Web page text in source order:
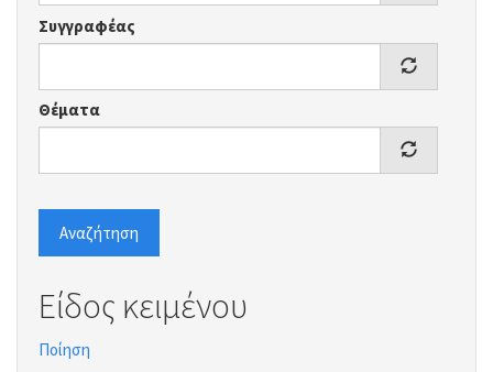
Συγγραφέας
Θέματα
Αναζήτηση
Είδος κειμένου
Ποίηση